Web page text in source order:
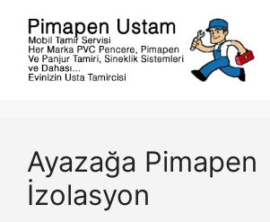
Ayazağa Pimapen
İzolasyon